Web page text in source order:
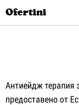
Ofertini
Антиейдж терапия
предоставено от